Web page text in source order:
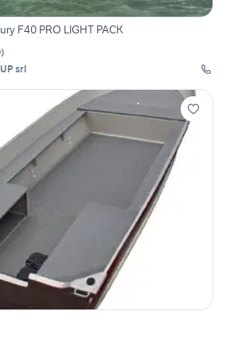
F40 PRO LIGHT PACK
)
srl